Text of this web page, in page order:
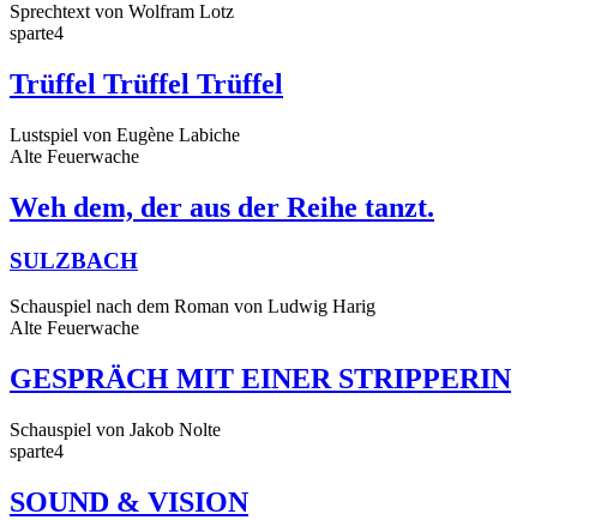
Sprechtext von Wolfram Lotz
sparte4
Trüffel Trüffel Trüffel
Lustspiel von Eugène Labiche
Alte Feuerwache
Weh dem, der aus der Reihe tanzt.
SULZBACH
Schauspiel nach dem Roman von Ludwig Harig
Alte Feuerwache
GESPRÄCH MIT EINER STRIPPERIN
Schauspiel von Jakob Nolte
sparte4
SOUND & VISION